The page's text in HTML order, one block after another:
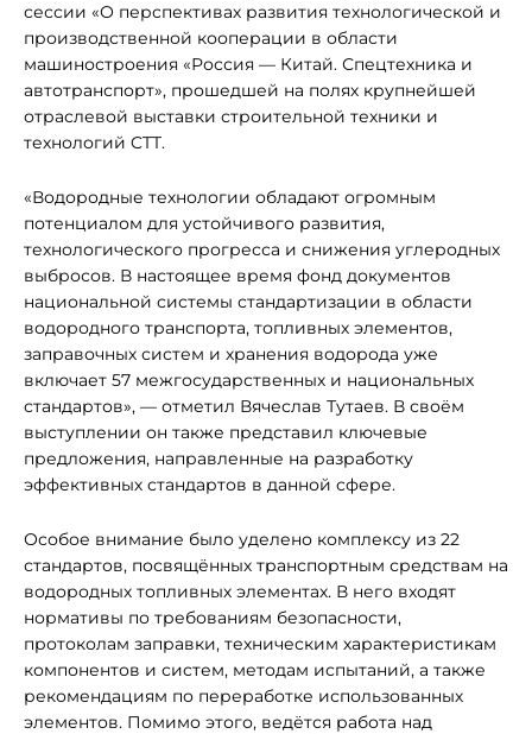
сессии «О перспективах развития технологической и
производственной кооперации в области
машиностроения «Россия — Китай. Спецтехника и
автотранспорт», прошедшей на полях крупнейшей
отраслевой выставки строительной техники и
технологий CTT.
«Водородные технологии обладают огромным
потенциалом для устойчивого развития,
технологического прогресса и снижения углеродных
выбросов. В настоящее время фонд документов
национальной системы стандартизации в области
водородного транспорта, топливных элементов,
заправочных систем и хранения водорода уже
включает 57 межгосударственных и национальных
стандартов», — отметил Вячеслав Тутаев. В своём
выступлении он также представил ключевые
предложения, направленные на разработку
эффективных стандартов в данной сфере.
Особое внимание было уделено комплексу из 22
стандартов, посвящённых транспортным средствам на
водородных топливных элементах. В него входят
нормативы по требованиям безопасности,
протоколам заправки, техническим характеристикам
компонентов и систем, методам испытаний, а также
рекомендациям по переработке использованных
элементов. Помимо этого, ведётся работа над